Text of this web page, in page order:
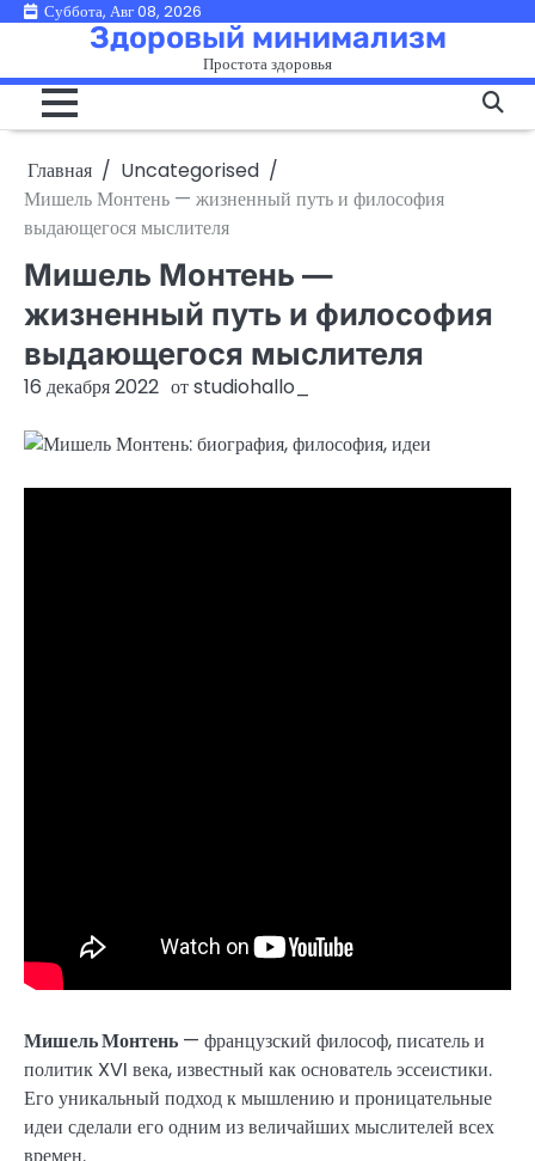
ПерейтиСуббота, Авг 08, 2026
Здоровый минимализм
Простота здоровья
Главная
Uncategorised
Мишель Монтень — жизненный путь и философия
выдающегося мыслителя
Мишель Монтень —
жизненный путь и философия
выдающегося мыслителя
16 декабря 2022 отstudiohallo_
Мишель Монтень — французский философ, писатель и
политик XVI века, известный как основатель эссеистики.
Его уникальный подход к мышлению и проницательные
идеи сделали его одним из величайших мыслителей всех